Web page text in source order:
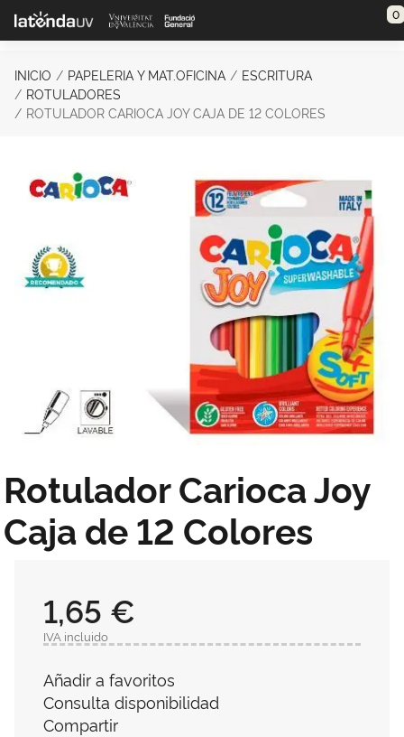
Saltar al contenido principal 0
INICIO PAPELERIA Y MAT.OFICINA
ESCRITURA
ROTULADORES
ROTULADOR CARIOCA JOY CAJA DE 12 COLORES
Rotulador Carioca Joy
Caja de 12 Colores
1,65 €
IVA incluido
Añadir a favoritos
Consulta disponibilidad
Compartir